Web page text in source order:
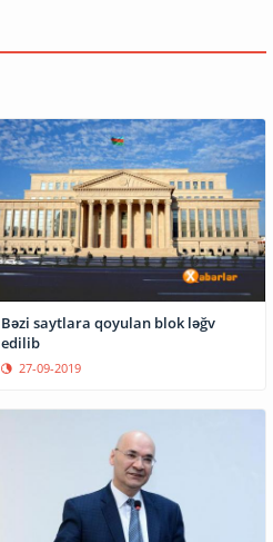
Bəzi saytlara qoyulan blok ləğv
edilib
27-09-2019